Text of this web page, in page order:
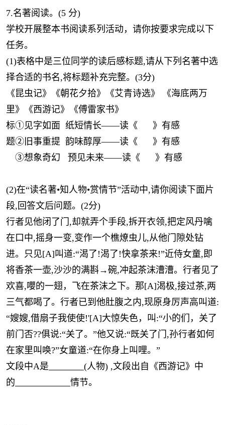
7.名著阅读。(5 分)
学校开展整本书阅读系列活动，请你按要求完成以下
任务。
(1)表格中是三位同学的读后感标题,请从下列名著中选
择合适的书名,将标题补充完整。(3分)
《昆虫记》《朝花夕拾》《艾青诗选》 《海底两万
里》《西游记》《傅雷家书》
标
题
①见字如面 纸短情长——读《 》有感
②旧事重提 韵味醇厚——读《 》有感
③想象奇幻 预见未来——读《 》有感
(2)在“读名著•知人物•赏情节”活动中,请你阅读下面片
段,回答文后问题。(2分)
行者见他闭了门,却就弄个手段,拆开衣领,把定风丹噙
在口中,摇身一变,变作一个樵燎虫儿,从他门隙处钻
进。只见[A]叫道:“渴了!渴了!快拿茶来!”近侍女童,即
将香茶一壶,沙沙的满斟→碗,冲起茶沫漕漕。行者见了
欢喜,嚶的一翅，飞在茶沫之下。那[A]渴极,接过茶,两
三气都喝了。行者已到他肚腹之内,现原身厉声高叫道:
“嫂嫂,借扇子我使使!'[A]大惊失色，叫:“小的们，关了
前门否??俱说:“关了。”他又说:“既关了门,孙行者如何
在家里叫唤?”女童道:“在你身上叫哩。”
文段中A是
(人物) ,文段出自《西游记》中
的
情节。